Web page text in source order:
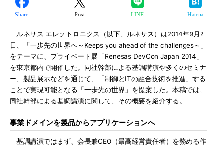
Share Post LINE Hatena
ルネサス エレクトロニクス（以下、ルネサス）は2014年9月2
日、「一歩先の世界へ～Keeps you ahead of the challenges～」
をテーマに、プライベート展「Renesas DevCon Japan 2014」
を東京都内で開催した。同社幹部による基調講演や多くのセミナ
ー、製品展示などを通じて、「制御とITの融合技術を推進」する
ことで実現可能となる「一歩先の世界」を提案した。本稿では、
同社幹部による基調講演に関して、その概要を紹介する。
事業ドメインを製品からアプリケーションへ
基調講演ではまず、会長兼CEO（最高経営責任者）を務める作